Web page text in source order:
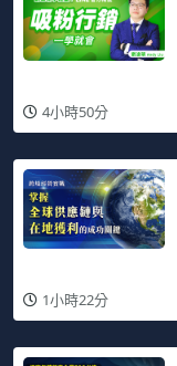
4小時50分
1小時22分